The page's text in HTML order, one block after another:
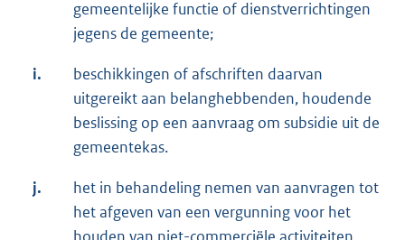
gemeentelijke functie of dienstverrichtingen
jegens de gemeente;
i.
beschikkingen of afschriften daarvan
uitgereikt aan belanghebbenden, houdende
beslissing op een aanvraag om subsidie uit de
gemeentekas.
j.
het in behandeling nemen van aanvragen tot
het afgeven van een vergunning voor het